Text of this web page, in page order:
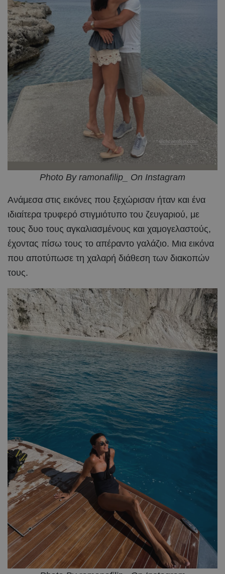
Photo By ramonafilip_ On Instagram
Ανάμεσα στις εικόνες που ξεχώρισαν ήταν και ένα
ιδιαίτερα τρυφερό στιγμιότυπο του ζευγαριού, με
τους δυο τους αγκαλιασμένους και χαμογελαστούς,
έχοντας πίσω τους το απέραντο γαλάζιο. Μια εικόνα
που αποτύπωσε τη χαλαρή διάθεση των διακοπών
τους.